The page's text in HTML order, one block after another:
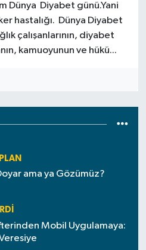
Dünya Diyabet günü.Yani
hastalığı. Dünya Diyabet
çalışanlarının, diyabet
kamuoyunun ve hükü...
ama ya Gözümüz?
Mobil Uygulamaya: